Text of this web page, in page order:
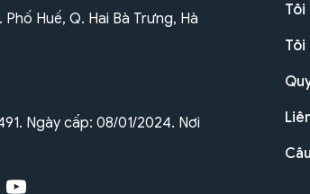
Huế, Q. Hai Bà Trưng, Hà
Ngày cấp: 08/01/2024. Nơi
Tôi
Tôi